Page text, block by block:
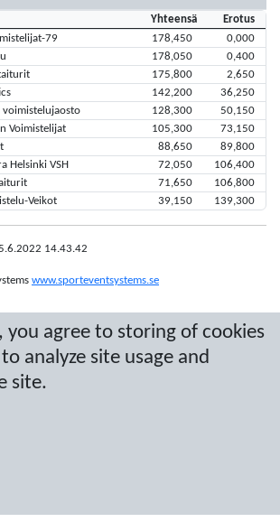
you agree to storing of cookies
analyze site usage and
site.
Yhteensä
Erotus
79 178,450
0,000
178,050
0,400
175,800
2,650
142,200
36,250
128,300
50,150
Voimistelijat 105,300
73,150
88,650
89,800
Helsinki VSH 72,050
106,400
71,650
106,800
Veikot 39,150 139,300
14.43.42
www.sporteventsystems.se
TH Systems AB. All content and data are
copying or redistribution allowed without prior